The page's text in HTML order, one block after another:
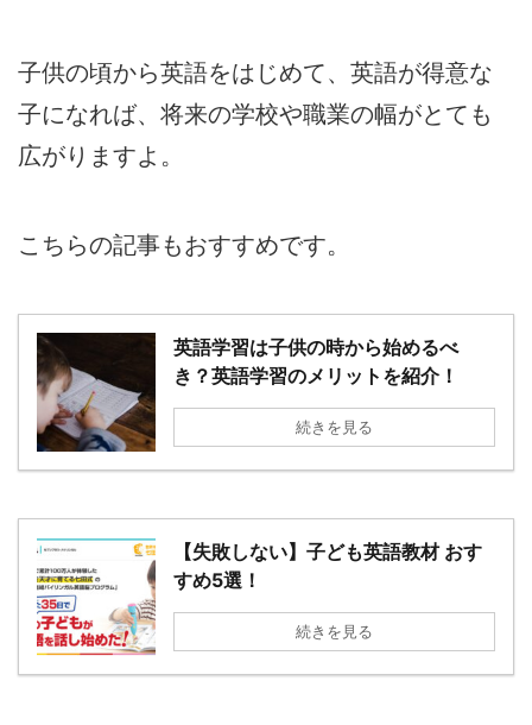
子供の頃から英語をはじめて、英語が得意な
子になれば、将来の学校や職業の幅がとても
広がりますよ。
こちらの記事もおすすめです。
英語学習は子供の時から始めるべ
き？英語学習のメリットを紹介！
続きを見る
【失敗しない】子ども英語教材 おす
すめ5選！
続きを見る